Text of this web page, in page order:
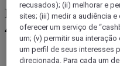
Reserve sua
45 marcas da
Erro(s de)
recusados); (ii) melhorar e
sites; (iii) medir a audiência
oferecer um serviço de
um; (v) permitir sua
um perfil de seus interesses
direcionada. Para cada um